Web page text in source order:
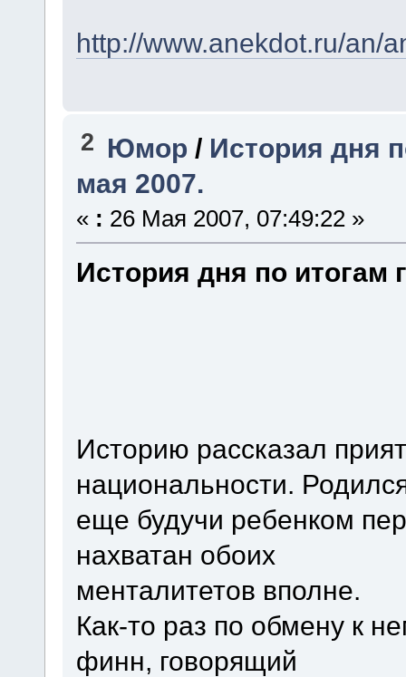
http://www.anekdot.ru/an/
2 Юмор / История дня
мая 2007.
« : 26 Мая 2007, 07:49:22 »
История дня по итогам
Историю рассказал
национальности.
еще будучи ребенком
нахватан обоих
менталитетов вполне.
Как-то раз по обмену к
финн, говорящий